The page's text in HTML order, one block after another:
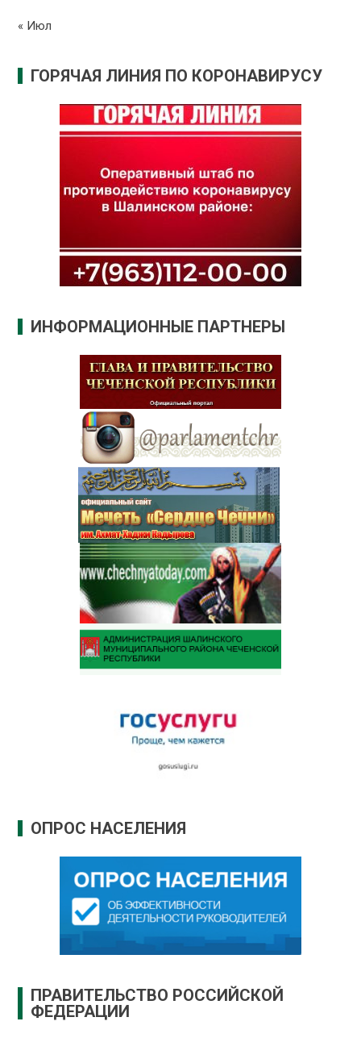
« Июл
ГОРЯЧАЯ ЛИНИЯ ПО КОРОНАВИРУСУ
ИНФОРМАЦИОННЫЕ ПАРТНЕРЫ
ОПРОС НАСЕЛЕНИЯ
ПРАВИТЕЛЬСТВО РОССИЙСКОЙ
ФЕДЕРАЦИИ